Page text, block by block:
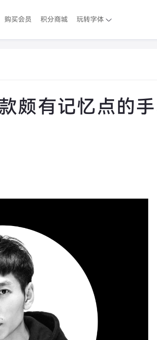
购买会员 积分商城 玩转字体
颇有记忆点的